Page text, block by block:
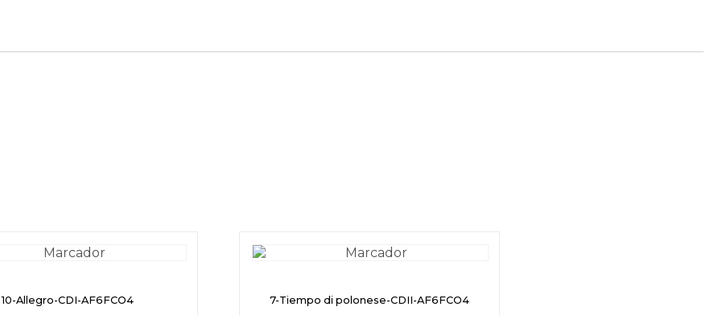
10-Allegro-CDI-AF6FCO4 7-Tiempo di polonese-CDII-AF6FCO4